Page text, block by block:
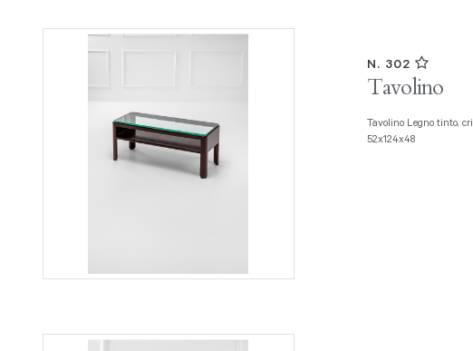
N. 302
Tavolino
Tavolino Legno tinto, cristallo molato di forte spessore. 1940 ca., cm
52x124x48